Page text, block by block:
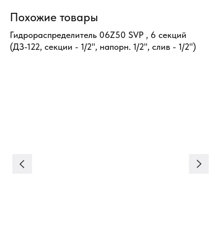
Похожие товары
Гидрораспределитель 06Z50 SVP , 6 секций
(ДЗ-122, секции - 1/2", напорн. 1/2", слив - 1/2")